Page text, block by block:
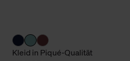
Kleid in Piqué-Qualität